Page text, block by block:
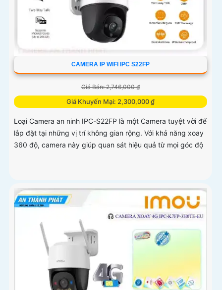
CAMERA IP WIFI IPC S22FP
Giá Bán: 2,746,000 ₫
Giá Khuyến Mại: 2,300,000 ₫
Loại Camera an ninh IPC-S22FP là một Camera tuyệt vời để
lắp đặt tại những vị trí không gian rộng. Với khả năng xoay
360 độ, camera này giúp quan sát hiệu quả từ mọi góc độ